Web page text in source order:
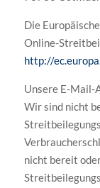
Die
Online-
http://
Unsere E-Mail-
Wir sind nicht
nicht bereit